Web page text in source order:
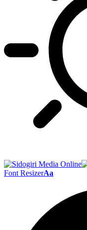
Font ResizerAa